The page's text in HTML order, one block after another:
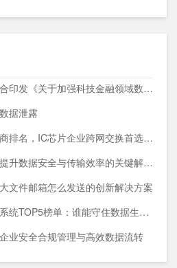
中国人民银行等九部门联合印发《关于加强科技金融领域数据开发利用的通知》
据泄露
一文看懂文件摆渡系统厂商排名，IC芯片企业跨网交换首选方案
文件摆渡系统产品有哪些提升数据安全与传输效率的关键解决方案
文件邮箱怎么发送的创新解决方案
锂电池行业安全数据交换系统TOP5榜单：谁能守住数据生命线？
业安全合规管理与高效数据流转